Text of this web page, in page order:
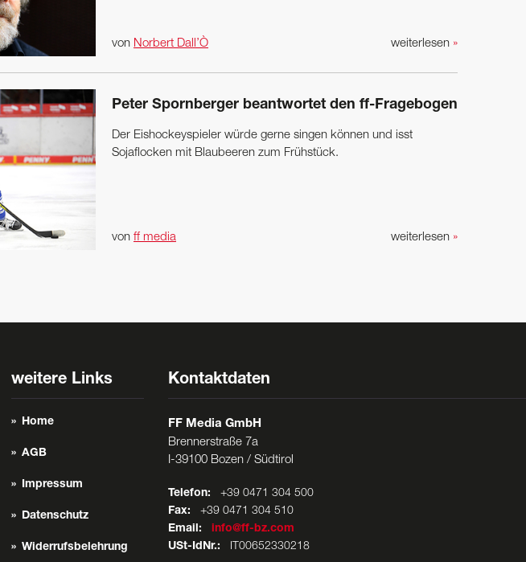
weiterlesen »
von Norbert Dall’Ò
Peter Spornberger beantwortet den ff-Fragebogen
Der Eishockeyspieler würde gerne singen können und isst
Sojaflocken mit Blaubeeren zum Frühstück.
weiterlesen »
von ff media
weitere Links
Home
AGB
Impressum
Datenschutz
Widerrufsbelehrung
Kontaktdaten
FF Media GmbH
Brennerstraße 7a
I-39100 Bozen / Südtirol
Telefon: +39 0471 304 500
Fax: +39 0471 304 510
Email:
info@ff-bz.com
USt-IdNr.: IT00652330218